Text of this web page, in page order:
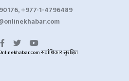
+977-1-4796489
सर्वाधिकार सुरक्षित